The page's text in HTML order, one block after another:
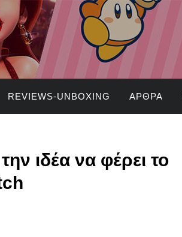
REVIEWS-UNBOXING ΆΡΘΡΑ
ιδέα να φέρει το